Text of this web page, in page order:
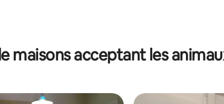
maisons acceptant les